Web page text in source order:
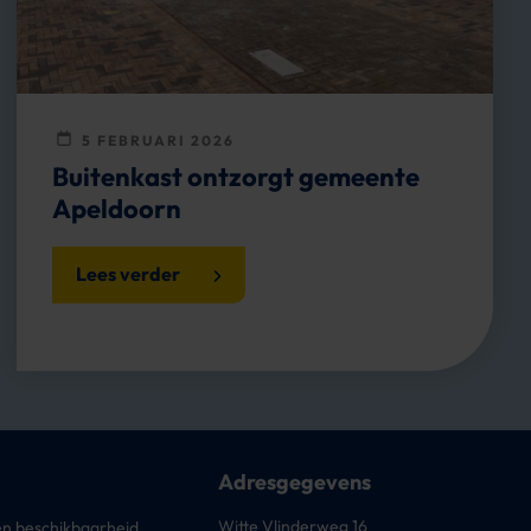
Buitenkast ontzorgt gemeente
Apeldoorn
5 FEBRUARI 2026
Lees verder
Adresgegevens
Witte Vlinderweg 16